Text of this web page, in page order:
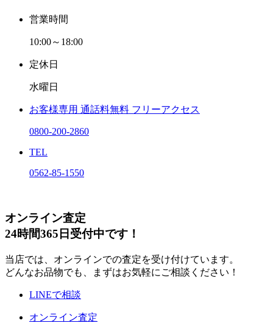
営業時間
10:00～18:00
定休日
水曜日
お客様専用 通話料無料 フリーアクセス
0800-200-2860
TEL
0562-85-1550
オンライン査定
24時間365日受付中です！
当店では、オンラインでの査定を受け付けています。
どんなお品物でも、まずはお気軽にご相談ください！
LINEで相談
オンライン査定